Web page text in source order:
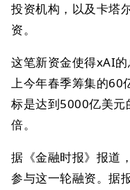
投资机构，以及卡塔
资。
这笔新资金使得xAI
上今年春季筹集的60
标是达到5000亿美元
倍。
据《金融时报》报道
参与这一轮融资。据